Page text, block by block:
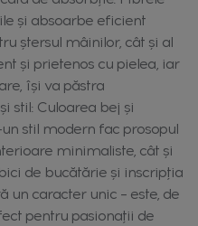
și absoarbe eficient
ștersul mâinilor, cât și al
și prietenos cu pielea, iar
își va păstra
stil: Culoarea bej și
stil modern fac prosopul
minimaliste, cât și
de bucătărie și inscripția
un caracter unic – este, de
pentru pasionații de